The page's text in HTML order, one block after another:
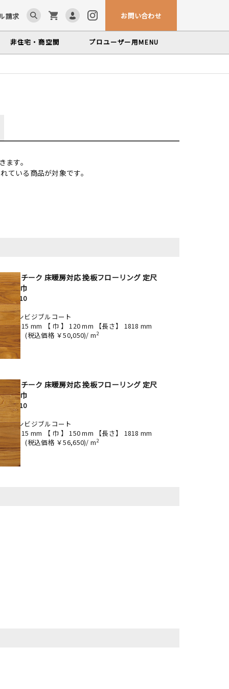
請求 お問い合わせ
「見る木活かす木」
な情報をお届けする無垢木材コラム
ロフィールや科学的データを検索
テナンスサービス
ルホンによるメンテナンスサービス
非住宅・商空間 プロユーザー用MENU
す。
ている商品が対象です。
盤】チーク 床暖房対応 挽板フローリング 定尺
巾
210
クト
インビジブルコート
み】 15 mm 【 巾 】 120 mm 【長さ】 1818 mm
(税込価格 ￥50,050)/ m2
盤】チーク 床暖房対応 挽板フローリング 定尺
巾
210
クト
インビジブルコート
厚み】 15 mm 【 巾 】 150 mm 【長さ】 1818 mm
(税込価格 ￥56,650)/ m2